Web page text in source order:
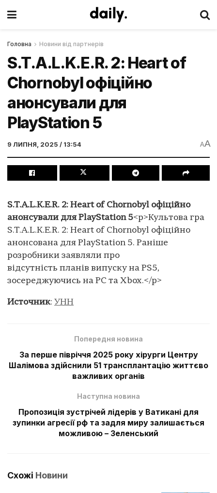
Головна Новини від партнерів
S.T.A.L.K.E.R. 2: Heart of
Chornobyl офіційно
анонсували для
PlayStation 5
9 ЛИПНЯ, 2025 / 13:54 AA
S.T.A.L.K.E.R. 2: Heart of Chornobyl офіційно
анонсували для PlayStation 5<p>Культова гра
S.T.A.L.K.E.R. 2: Heart of Chornobyl офіційно
анонсована для PlayStation 5. Раніше
розробники заявляли про
відсутність планів випуску на PS5,
зосереджуючись на PC та Xbox.</p>
Источник: УНН
Попередня новина
За перше півріччя 2025 року хірурги Центру
Шалімова здійснили 51 трансплантацію життєво
важливих органів
Наступна новина
Пропозиція зустрічей лідерів у Ватикані для
зупинки агресії рф та задля миру залишається
можливою – Зеленський
Схожі Новини